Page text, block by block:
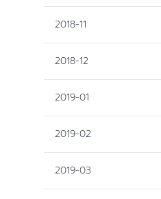
2018-11
2018-12
2019-01
2019-02
2019-03